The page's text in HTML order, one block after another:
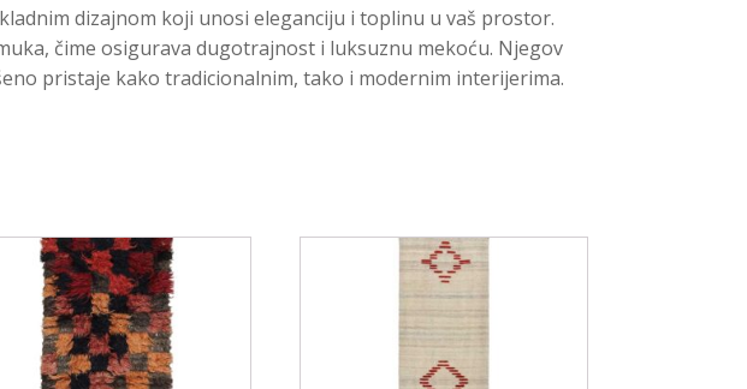
dizajnom koji unosi eleganciju i toplinu u vaš prostor.
čime osigurava dugotrajnost i luksuznu mekoću. Njegov
pristaje kako tradicionalnim, tako i modernim interijerima.